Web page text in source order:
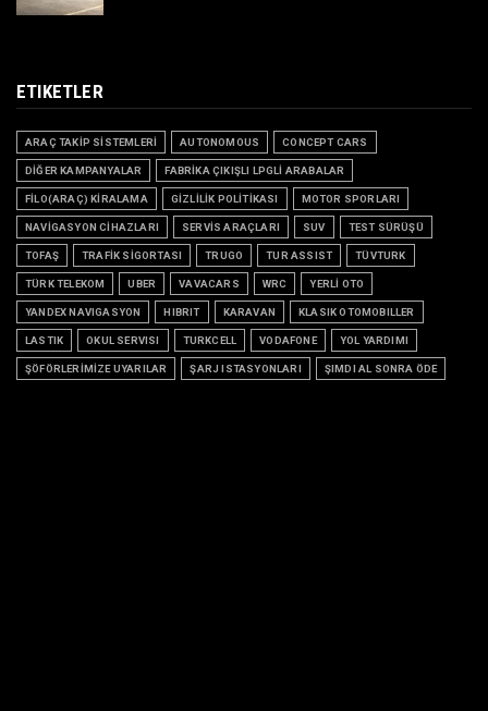
ETIKETLER
ARAÇ TAKİP SİSTEMLERİ AUTONOMOUS CONCEPT CARS
DİĞER KAMPANYALAR FABRİKA ÇIKIŞLI LPGLİ ARABALAR
FİLO(ARAÇ) KİRALAMA GİZLİLİK POLİTİKASI MOTOR SPORLARI
NAVİGASYON CİHAZLARI SERVİS ARAÇLARI SUV TEST SÜRÜŞÜ
TOFAŞ TRAFİK SİGORTASI TRUGO TUR ASSIST TÜVTURK
TÜRK TELEKOM UBER VAVACARS WRC YERLİ OTO
YANDEX NAVIGASYON HIBRIT KARAVAN KLASIK OTOMOBILLER
LASTIK OKUL SERVISI TURKCELL VODAFONE YOL YARDIMI
ŞÖFÖRLERİMİZE UYARILAR ŞARJ ISTASYONLARI ŞIMDI AL SONRA ÖDE